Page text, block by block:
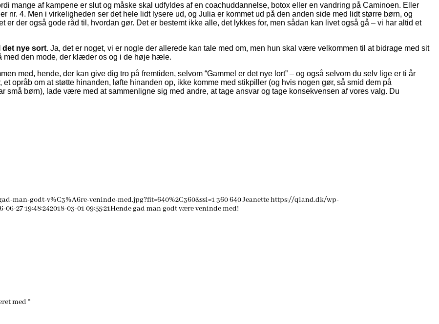
mange af kampene er slut og måske skal udfyldes af en coachuddannelse, botox eller en vandring på Caminoen. Eller
nr. 4. Men i virkeligheden ser det hele lidt lysere ud, og Julia er kommet ud på den anden side med lidt større børn, og
der også gode råd til, hvordan gør. Det er bestemt ikke alle, det lykkes for, men sådan kan livet også gå – vi har altid et
det nye sort. Ja, det er noget, vi er nogle der allerede kan tale med om, men hun skal være velkommen til at bidrage med sit
med den mode, der klæder os og i de høje hæle.
med, hende, der kan give dig tro på fremtiden, selvom “Gammel er det nye lort” – og også selvom du selv lige er ti år
opråb om at støtte hinanden, løfte hinanden op, ikke komme med stikpiller (og hvis nogen gør, så smid dem på
børn), lade være med at sammenligne sig med andre, at tage ansvar og tage konsekvensen af vores valg. Du
godt-v%C3%A6re-veninde-med.jpg?fit=640%2C360&ssl=1 360640Jeanettehttps://qland.dk/wp-
06-27 19:48:242018-03-01 09:55:21Hende gad man godt være veninde med!
med *